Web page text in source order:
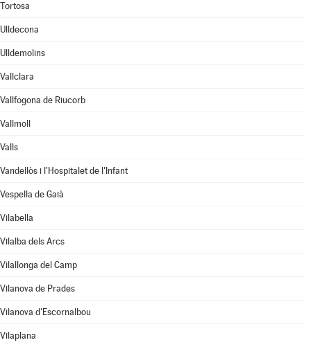
Tortosa
Ulldecona
Ulldemolins
Vallclara
Vallfogona de Riucorb
Vallmoll
Valls
Vandellòs i l'Hospitalet de l'Infant
Vespella de Gaià
Vilabella
Vilalba dels Arcs
Vilallonga del Camp
Vilanova de Prades
Vilanova d'Escornalbou
Vilaplana